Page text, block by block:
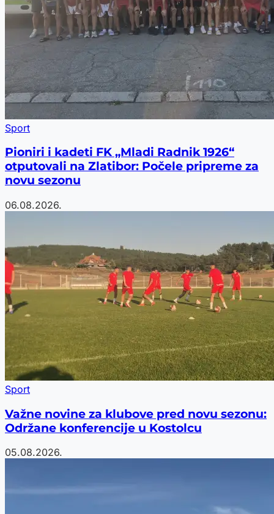
Sport
Pioniri i kadeti FK „Mladi Radnik 1926“
otputovali na Zlatibor: Počele pripreme za
novu sezonu
06.08.2026.
Sport
Važne novine za klubove pred novu sezonu:
Održane konferencije u Kostolcu
05.08.2026.